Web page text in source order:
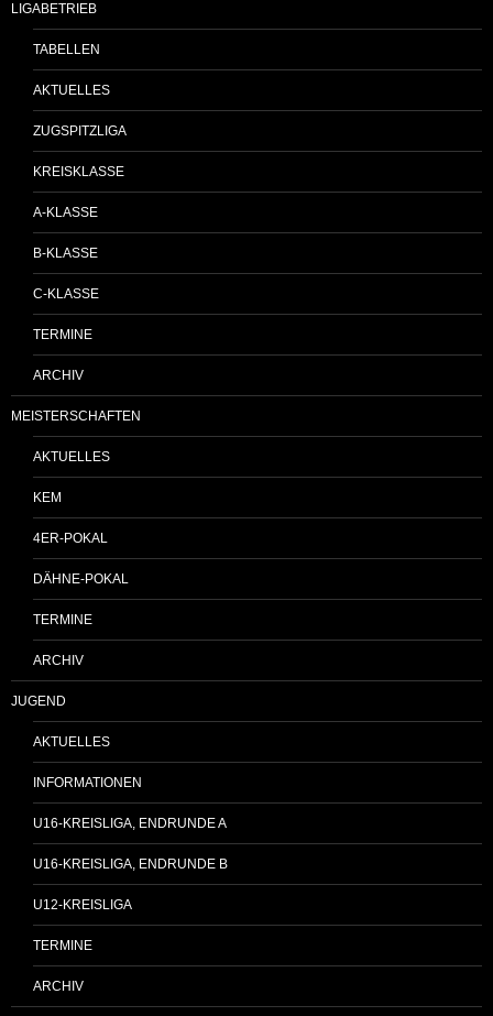
LIGABETRIEB
TABELLEN
AKTUELLES
ZUGSPITZLIGA
KREISKLASSE
A-KLASSE
B-KLASSE
C-KLASSE
TERMINE
ARCHIV
MEISTERSCHAFTEN
AKTUELLES
KEM
4ER-POKAL
DÄHNE-POKAL
TERMINE
ARCHIV
JUGEND
AKTUELLES
INFORMATIONEN
U16-KREISLIGA, ENDRUNDE A
U16-KREISLIGA, ENDRUNDE B
U12-KREISLIGA
TERMINE
ARCHIV